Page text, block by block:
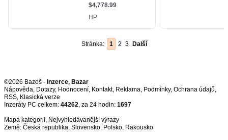
Stránka: 1 2 3 Další
©2026 Bazoš - Inzerce, Bazar
Nápověda, Dotazy, Hodnocení, Kontakt, Reklama, Podmínky, Ochrana údajů,
RSS,
Inzeráty PC celkem: 44262, za 24 hodin: 1697
Mapa kategorií, Nejvyhledávanější výrazy
Země: Česká republika, Slovensko, Polsko, Rakousko